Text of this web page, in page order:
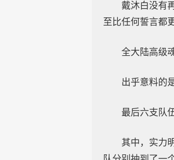
戴沐白没有
至比任何誓言都
全大陆高级
出乎意料的
最后六支队
其中，实力